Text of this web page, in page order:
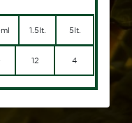
1.5lt. 5lt.
12 4
12 4